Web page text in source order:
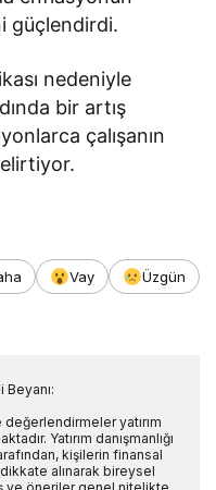
güçlendirdi.
nedeniyle
bir artış
çalışanın
Vay
Üzgün
yatırım
Yatırım danışmanlığı
kişilerin finansal
alınarak bireysel